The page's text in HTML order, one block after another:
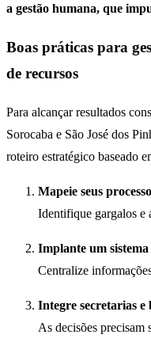
a gestão humana, que
Boas práticas para
de recursos
Para alcançar resultados
Sorocaba e São José dos
roteiro estratégico baseado
Mapeie seus
Identifique gargalos e
Implante um
Centralize
Integre secretarias e
As decisões precisam